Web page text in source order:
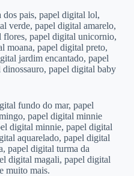
dos pais, papel digital lol,
verde, papel digital amarelo,
papel digital unicornio,
moana, papel digital preto,
jardim encantado, papel
papel digital baby
fundo do mar, papel
papel digital minnie
digital minnie, papel digital
aquarelado, papel digital
papel digital turma da
digital magali, papel digital
muito mais.